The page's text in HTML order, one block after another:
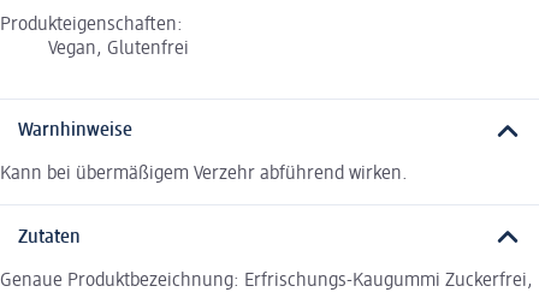
Produkteigenschaften:
Vegan, Glutenfrei
Warnhinweise
Kann bei übermäßigem Verzehr abführend wirken.
Zutaten
Genaue Produktbezeichnung: Erfrischungs-Kaugummi Zuckerfrei,